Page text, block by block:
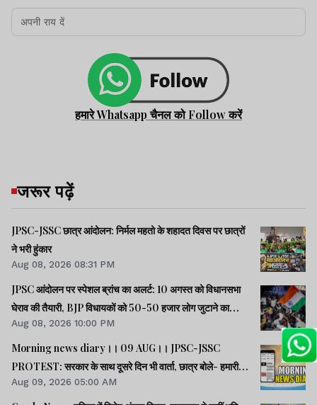
हमारे Whatsapp चैनल को Follow करें
जरूर पढ़ें
JPSC-JSSC छात्र आंदोलन: निर्मल महतो के शहादत दिवस पर छात्रों
ने भरी हुंकार
Aug 08, 2026 08:31 PM
JPSC आंदोलन पर स्पेशल ब्रांच का अलर्ट: 10 अगस्त को विधानसभा
घेराव की तैयारी, BJP विधायकों को 50-50 हजार लोग जुटाने का
टास्क
Aug 08, 2026 10:00 PM
Morning news diary।। 09 AUG।। JPSC-JSSC
PROTEST: सरकार के साथ दूसरे दिन भी वार्ता, छात्र बोले- हमारी
बातें सुनी गईं।। छात्रों के समर्थन में उतरी भाजपा, 10 को विधानसभा
Aug 09, 2026 05:00 AM